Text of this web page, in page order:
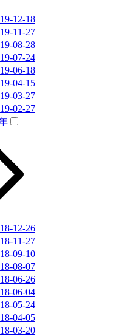
12-18
11-27
08-28
07-24
06-18
04-15
03-27
02-27
12-26
11-27
09-10
08-07
06-26
06-04
05-24
04-05
03-20